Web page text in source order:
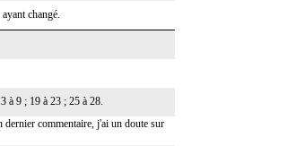
changé.
à 9 ; 19 à 23 ; 25 à 28.
dernier commentaire, j'ai un doute sur